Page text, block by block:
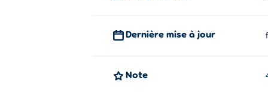
Dernière mise à jour
Note